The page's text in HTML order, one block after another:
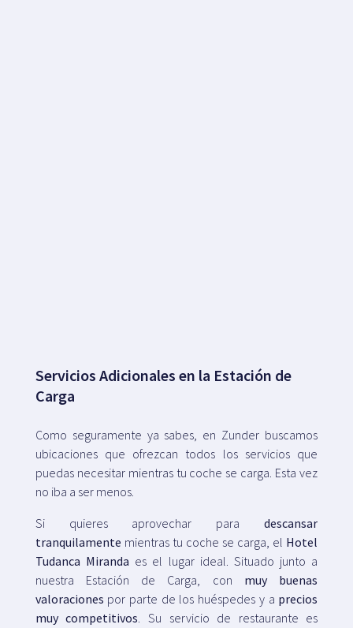
Servicios Adicionales en la Estación de
Carga
Como seguramente ya sabes, en Zunder buscamos
ubicaciones que ofrezcan todos los servicios que
puedas necesitar mientras tu coche se carga. Esta vez
no iba a ser menos.
Si quieres aprovechar paradescansar
tranquilamente mientras tu coche se carga, el Hotel
Tudanca Miranda es el lugar ideal. Situado junto a
nuestra Estación de Carga, con muy buenas
valoraciones por parte de los huéspedes y a precios
muy competitivos. Su servicio de restaurante es